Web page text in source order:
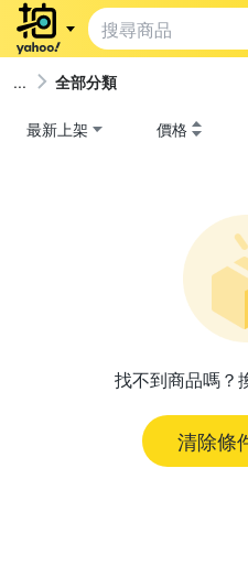
全部分類
最新上架 價格
找不到商品嗎？
清除條